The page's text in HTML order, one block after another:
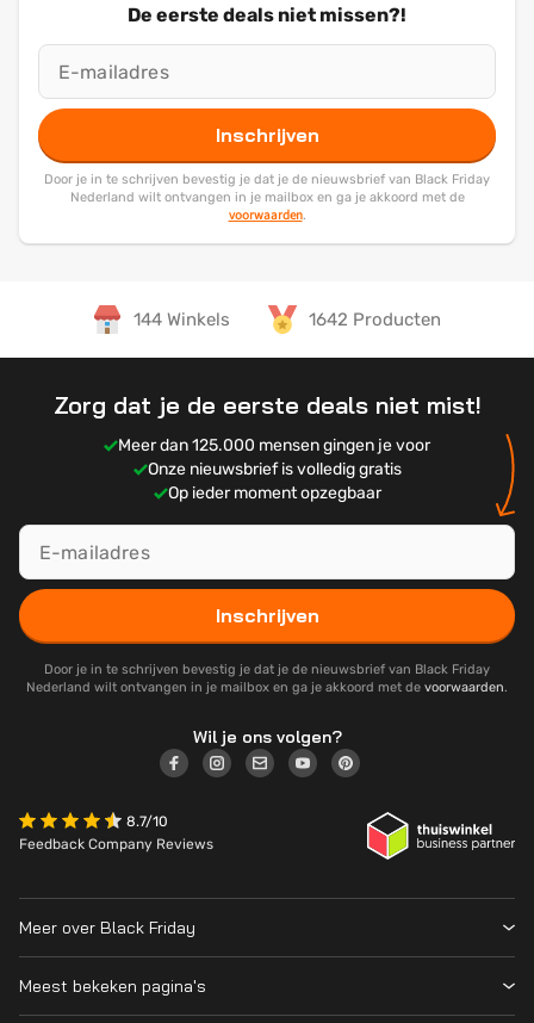
De eerste deals niet missen?!
Inschrijven
Door je in te schrijven bevestig je dat je de nieuwsbrief van Black Friday
Nederland wilt ontvangen in je mailbox en ga je akkoord met de
voorwaarden.
144 Winkels 1642 Producten
Zorg dat je de eerste deals niet mist!
Meer dan 125.000 mensen gingen je voor
Onze nieuwsbrief is volledig gratis
Op ieder moment opzegbaar
Inschrijven
Door je in te schrijven bevestig je dat je de nieuwsbrief van Black Friday
Nederland wilt ontvangen in je mailbox en ga je akkoord met de voorwaarden.
Wil je ons volgen?
8.7/10
Feedback Company Reviews
Meer over Black Friday
Wanneer is Black Friday?
Meest bekeken pagina's